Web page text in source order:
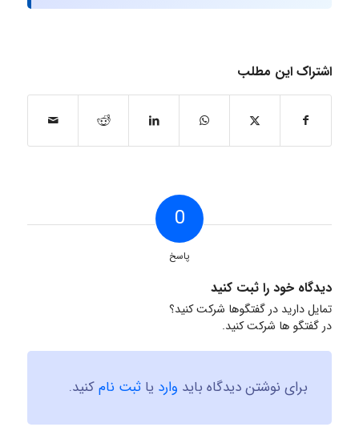
اشتراک این مطلب
0
پاسخ
دیدگاه خود را ثبت کنید
تمایل دارید در گفتگوها شرکت کنید؟
در گفتگو ها شرکت کنید.
برای نوشتن دیدگاه باید وارد یا ثبت نامکنید.